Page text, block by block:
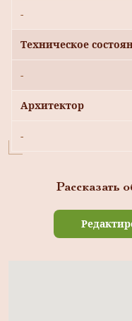
-
Техническое
-
Архитектор
-
Рассказать